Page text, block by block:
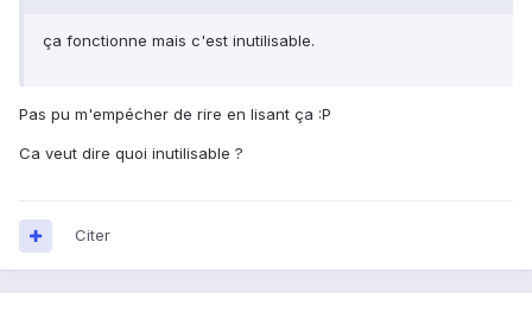
ça fonctionne mais c'est inutilisable.
Pas pu m'empécher de rire en lisant ça :P
Ca veut dire quoi inutilisable ?
Citer